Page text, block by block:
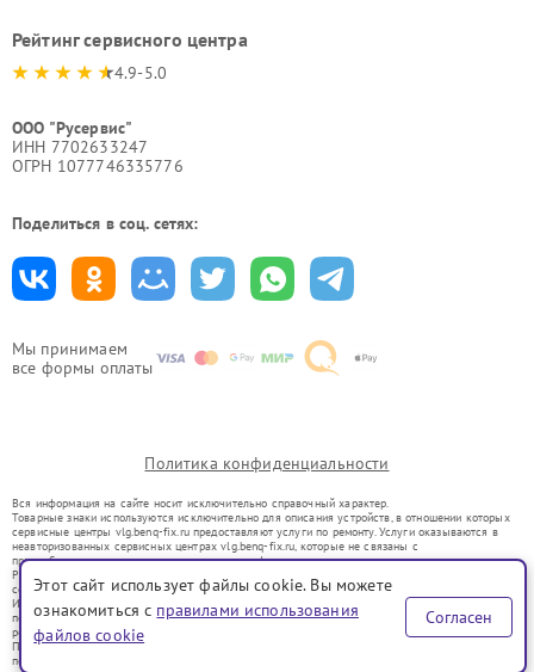
Мы принимаем
все формы оплаты
Рейтинг сервисного центра
4.9-5.0
ООО "Русервис"
ИНН 7702633247
ОГРН 1077746335776
Поделиться в соц. сетях:
Политика конфиденциальности
Вся информация на сайте носит исключительно справочный характер.
Товарные знаки используются исключительно для описания устройств, в отношении которых
сервисные центры vlg.benq-fix.ru предоставляют услуги по ремонту. Услуги оказываются в
неавторизованных сервисных центрах vlg.benq-fix.ru, которые не связаны с
правообладателями товарных знаков или их официальными представителями.
Ремонт осуществляется для устройств, уже введенных в гражданский оборот в соответствии
со статьей 1487 ГК РФ.
Использование товарных знаков не преследует цели индивидуализации услуг или введения
потребителей в заблуждение, а служит для информирования о предоставляемых услугах по
ремонту техники указанных брендов.
Представленная на сайте информация не является публичной офертой, определяемой
положениями Статьи 437(2) Гражданского кодекса РФ
Этот сайт использует файлы cookie. Вы можете
ознакомиться с правилами использования
файлов cookie
Согласен